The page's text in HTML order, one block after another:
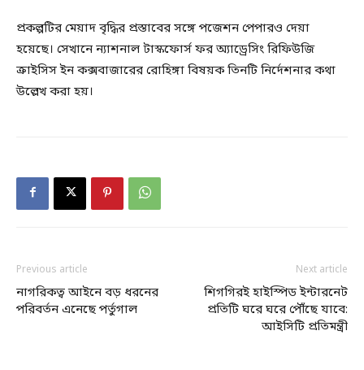
প্রকল্পটির মেয়াদ বৃদ্ধির প্রস্তাবের সঙ্গে পজেশন পেপারও দেয়া
হয়েছে। সেখানে ন্যাশনাল টাস্কফোর্স ফর অ্যাড্রেসিং রিফিউজি
ক্রাইসিস ইন কক্সবাজারের রোহিঙ্গা বিষয়ক তিনটি নির্দেশনার কথা
উল্লেখ করা হয়।
Previous article
নাগরিকত্ব আইনে বড় ধরনের
পরিবর্তন এনেছে পর্তুগাল
Next article
শিগগিরই হাইস্পিড ইন্টারনেট
প্রতিটি ঘরে ঘরে পৌঁছে যাবে:
আইসিটি প্রতিমন্ত্রী